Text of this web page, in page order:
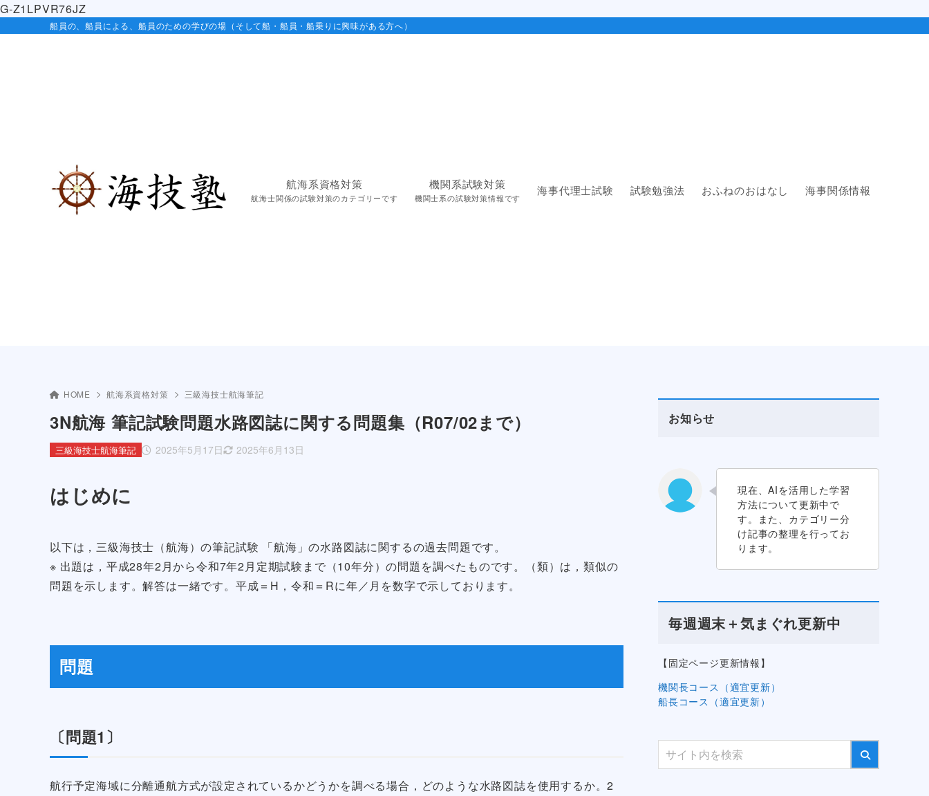
G-Z1LPVR76JZ
船員の、船員による、船員のための学びの場（そして船・船員・船乗りに興味がある方へ）
航海系資格対策
航海士関係の試験対策のカテゴリーです
機関系試験対策
機関士系の試験対策情報です
海事代理士試験 試験勉強法 おふねのおはなし 海事関係情報
HOME 航海系資格対策 三級海技士航海筆記
3N航海 筆記試験問題水路図誌に関する問題集（R07/02まで）
2025年5月17日 2025年6月13日
三級海技士航海筆記
はじめに
以下は，三級海技士（航海）の筆記試験 「航海」の水路図誌に関するの過去問題です。
※ 出題は，平成28年2月から令和7年2月定期試験まで（10年分）の問題を調べたものです。（類）は，類似の
問題を示します。解答は一緒です。平成＝H，令和＝Rに年／月を数字で示しております。
問題
〔問題1〕
航行予定海域に分離通航方式が設定されているかどうかを調べる場合，どのような水路図誌を使用するか。2
お知らせ
現在、AIを活用した学習
方法について更新中で
す。また、カテゴリー分
け記事の整理を行ってお
ります。
毎週週末＋気まぐれ更新中
【固定ページ更新情報】
機関長コース（適宜更新）
船長コース（適宜更新）